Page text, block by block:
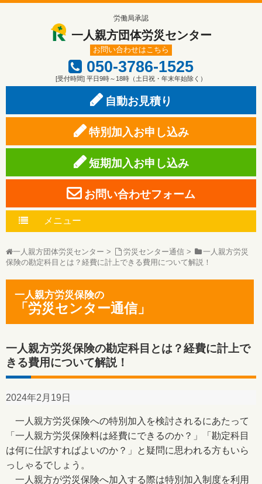
労働局承認
一人親方団体労災センター
お問い合わせはこちら
050-3786-1525
[受付時間] 平日9時～18時（土日祝・年末年始除く）
自動お見積り
特別加入お申し込み
短期加入お申し込み
お問い合わせフォーム
メニュー
一人親方団体労災センター > 労災センター通信>
一人親方労災
保険の勘定科目とは？経費に計上できる費用について解説！
一人親方労災保険の
「労災センター通信」
一人親方労災保険の勘定科目とは？経費に計上で
きる費用について解説！
2024年2月19日
一人親方労災保険への特別加入を検討されるにあたって
「一人親方労災保険料は経費にできるのか？」「勘定科目
は何に仕訳すればよいのか？」と疑問に思われる方もいら
っしゃるでしょう。
一人親方が労災保険へ加入する際は特別加入制度を利用